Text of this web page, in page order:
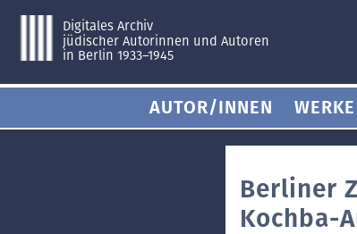
Digitales Archiv
jüdischer Autorinnen und Autoren
in Berlin 1933–1945
AUTOR/INNEN WERKE
Berliner
Kochba-